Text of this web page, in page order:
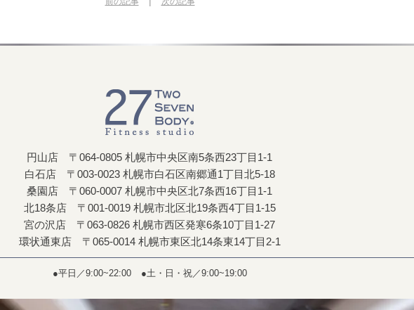
円山店 〒064-0805 札幌市中央区南5条西23丁目1-1
白石店 〒003-0023 札幌市白石区南郷通1丁目北5-18
桑園店 〒060-0007 札幌市中央区北7条西16丁目1-1
北18条店 〒001-0019 札幌市北区北19条西4丁目1-15
宮の沢店 〒063-0826 札幌市西区発寒6条10丁目1-27
環状通東店 〒065-0014 札幌市東区北14条東14丁目2-1
●平日／9:00~22:00 ●土・日・祝／9:00~19:00